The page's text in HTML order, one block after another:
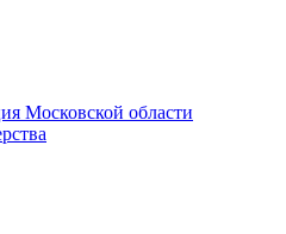
Московской области